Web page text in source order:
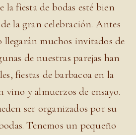
la fiesta de bodas esté bien
de la gran celebración. Antes
llegarán muchos invitados de
de nuestras parejas han
fiestas de barbacoa en la
vino y almuerzos de ensayo.
ser organizados por su
Tenemos un pequeño